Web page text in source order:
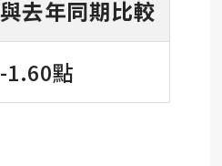
與去年同期比較
-1.60點